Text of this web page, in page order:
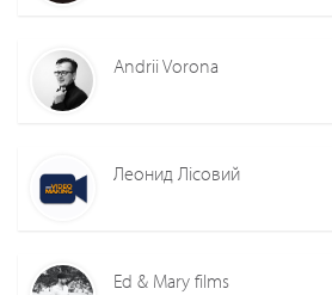
Andrii Vorona
Леонид Лiсовий
Ed & Mary films